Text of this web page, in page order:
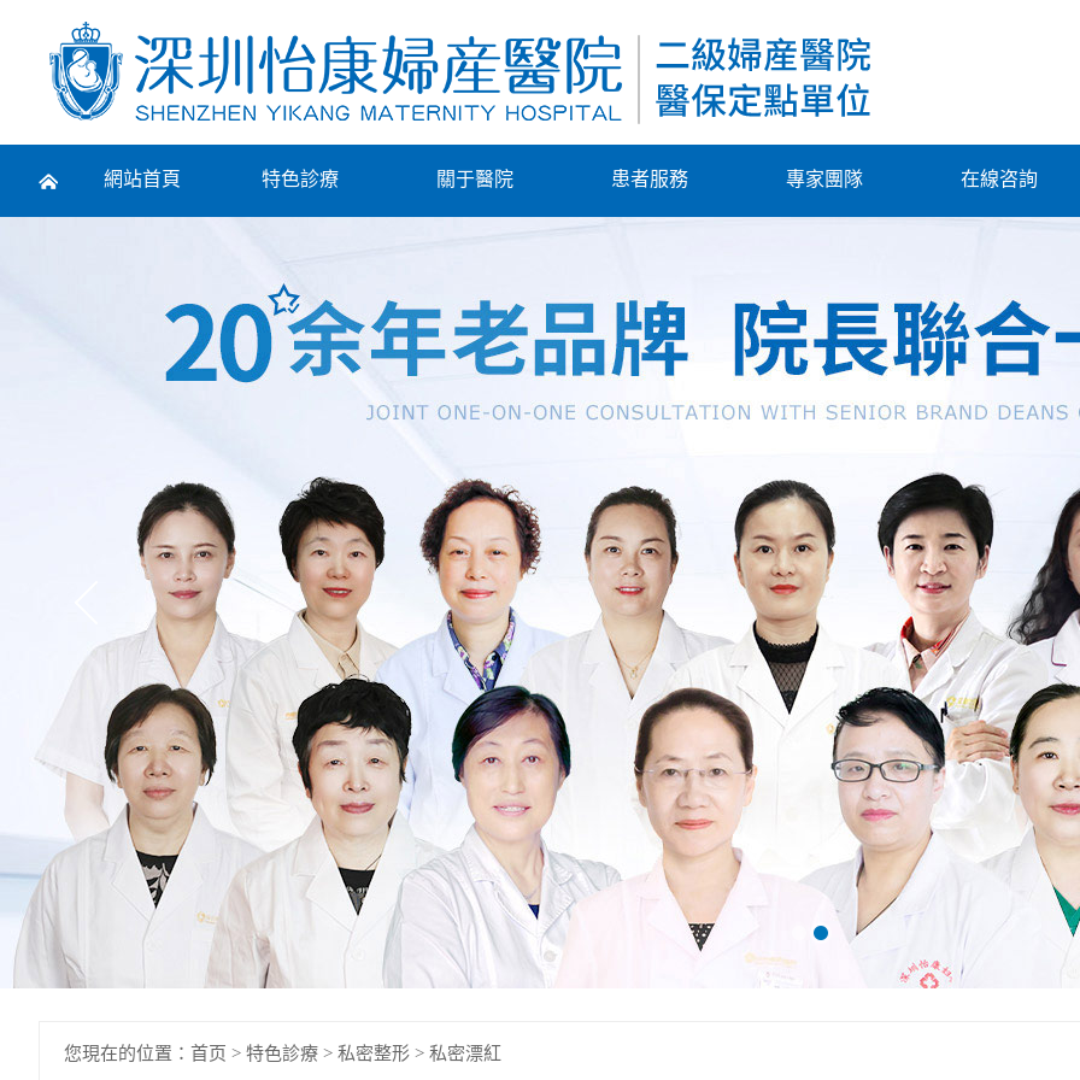
網站首頁 特色診療 關于醫院 患者服務 專家團隊 在線咨詢
Prev
您現在的位置： 首页 > 特色診療 > 私密整形 > 私密漂紅